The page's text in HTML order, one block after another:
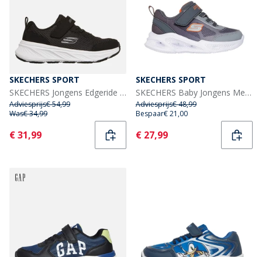
SKECHERS SPORT
SKECHERS Jongens Edgeride Sneakers Zwart
Adviesprijs€ 54,99
Was€ 34,99
Current
€ 31,99
SKECHERS SPORT
SKECHERS Baby Jongens Meteor - Lights Krendox Sneakers Grijs
Adviesprijs€ 48,99
Bespaar€ 21,00
Current
€ 27,99